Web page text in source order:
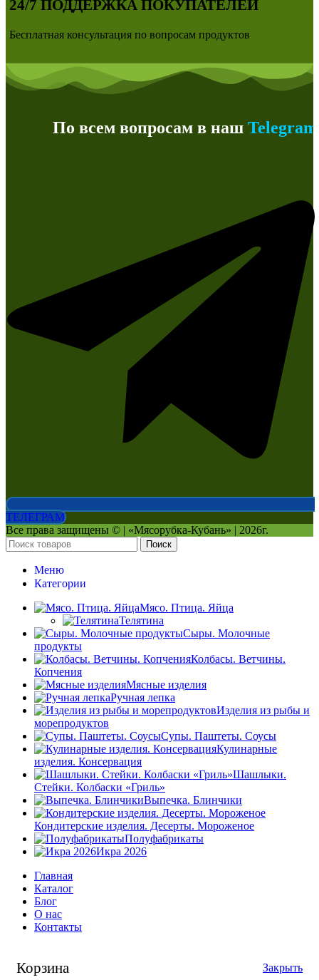
24/7 ПОДДЕРЖКА ПОКУПАТЕЛЕЙ
Бесплатная консультация по вопросам продуктов
По всем вопросам в наш Telegram
ТЕЛЕГРАМ
Все права защищены © | «Мясорубка-Кубань» | 2026г.
Поиск
Меню
Категории
Мясо. Птица. Яйца
Телятина
Сыры. Молочные
продукты
Колбасы. Ветчины.
Копчения
Мясные изделия
Ручная лепка
Изделия из рыбы и
морепродуктов
Супы. Паштеты. Соусы
Кулинарные
изделия. Консервация
Шашлыки.
Стейки. Колбаски «Гриль»
Выпечка. Блинчики
Кондитерские изделия. Десерты. Мороженое
Полуфабрикаты
Икра 2026
Главная
Каталог
Блог
О нас
Контакты
Корзина Закрыть